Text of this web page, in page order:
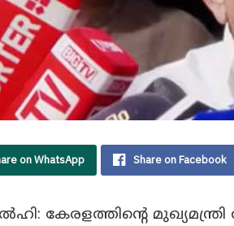
on WhatsApp Share on Facebook
കേരളത്തിന്റെ